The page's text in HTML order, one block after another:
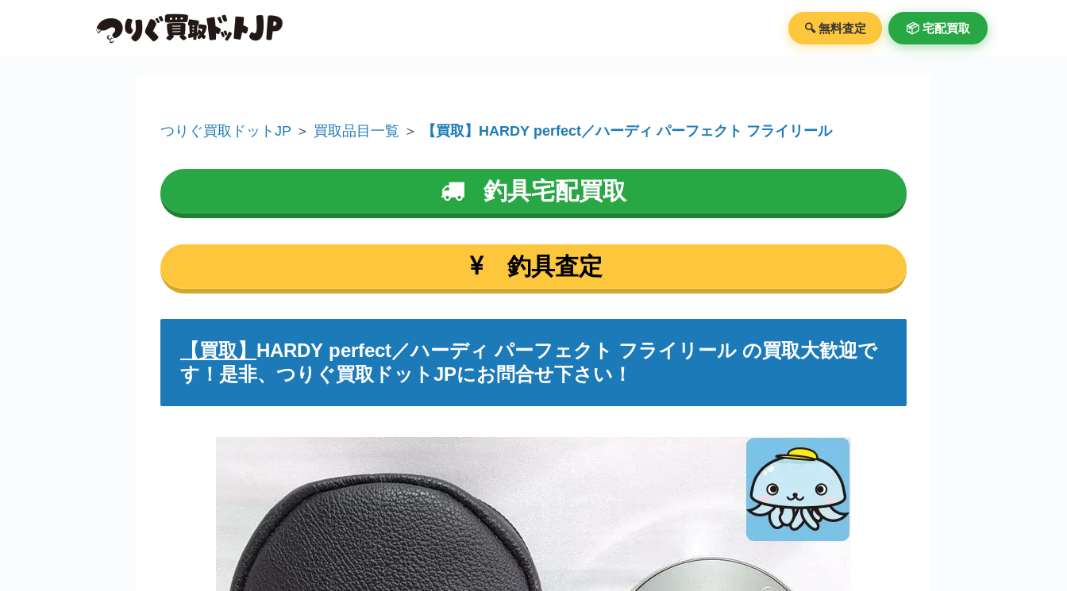
🔍 無料査定 📦️ 宅配買取
つりぐ買取ドットJP ＞ 買取品目一覧 ＞ 【買取】HARDY perfect／ハーディ パーフェクト フライリール
釣具宅配買取
釣具査定
【買取】 HARDY perfect／ハーディ パーフェクト フライリール の買取大歓迎で
す！是非、つりぐ買取ドットJPにお問合せ下さい！